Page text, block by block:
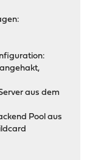
angehakt,
aus dem
Pool aus